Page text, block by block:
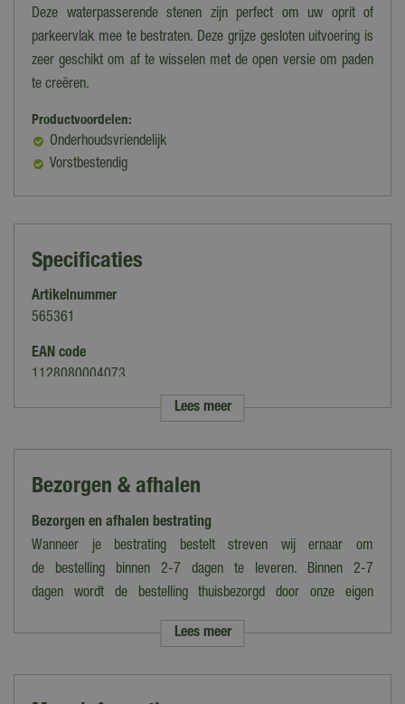
Deze waterpasserende stenen zijn perfect om uw oprit of
parkeervlak mee te bestraten. Deze grijze gesloten uitvoering is
zeer geschikt om af te wisselen met de open versie om paden
te creëren.
Productvoordelen:
Onderhoudsvriendelijk
Vorstbestendig
Specificaties
Artikelnummer
565361
EAN code
1128080004073
Merk
Grijs
Uitvoering
Rechthoek
180 kg per m²
Lees meer
Bezorgen & afhalen
Bezorgen en afhalen bestrating
Wanneer je bestrating bestelt streven wij ernaar om
de bestelling binnen 2-7 dagen te leveren. Binnen 2-7
dagen wordt de bestelling thuisbezorgd door onze eigen
Let op: de verzendkosten variëren van tarief i.v.m. grootte en het
Lees meer